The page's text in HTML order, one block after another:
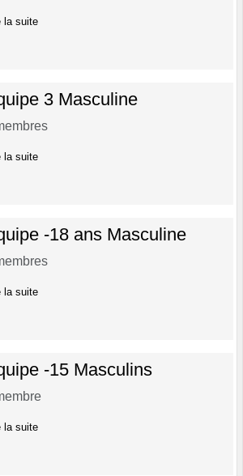
la suite
3 Masculine
la suite
-18 ans Masculine
la suite
-15 Masculins
la suite